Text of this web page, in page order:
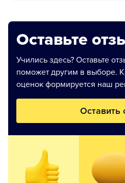
Оставьте
Учились здесь? Оставьте
поможет другим в выборе.
оценок формируется наш
Оставить